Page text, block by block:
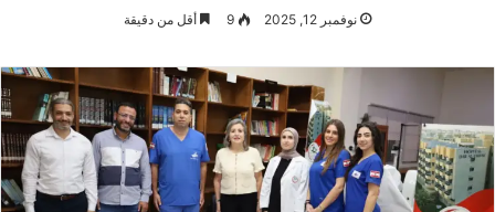
نوفمبر 12, 2025 9 أقل من دقيقة